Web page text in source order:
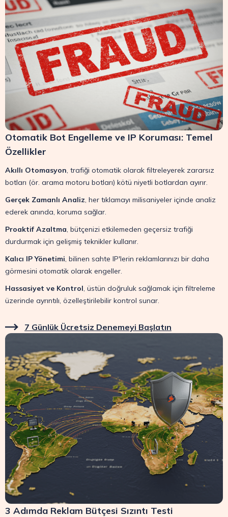
Otomatik Bot Engelleme ve IP Koruması: Temel
Özellikler
Akıllı Otomasyon , trafiği otomatik olarak filtreleyerek zararsız
botları (ör. arama motoru botları) kötü niyetli botlardan ayırır.
Gerçek Zamanlı Analiz , her tıklamayı milisaniyeler içinde analiz
ederek anında, koruma sağlar.
Proaktif Azaltma , bütçenizi etkilemeden geçersiz trafiği
durdurmak için gelişmiş teknikler kullanır.
Kalıcı IP Yönetimi , bilinen sahte IP'lerin reklamlarınızı bir daha
görmesini otomatik olarak engeller.
Hassasiyet ve Kontrol , üstün doğruluk sağlamak için filtreleme
üzerinde ayrıntılı, özelleştirilebilir kontrol sunar.
7 Günlük Ücretsiz Denemeyi Başlatın
3 Adımda Reklam Bütçesi Sızıntı Testi